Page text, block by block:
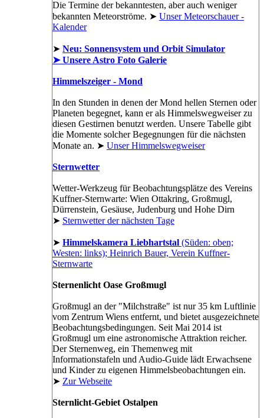
Die Termine der bekanntesten, aber auch weniger
bekannten Meteorströme. ➤ Unser Meteorschauer -
Kalender
➤ Neu: Sonnensystem und Orbit Simulator
➤ Unsere Astro Foto Galerie
Himmelszeiger - Mond
In den Stunden in denen der Mond hellen Sternen oder
Planeten begegnet, kann er als Himmelswegweiser zu
diesen Gestirnen benutzt werden. Unsere Tabelle gibt
die Momente solcher Begegnungen für die nächsten
Monate an. ➤ Unser Himmelswegweiser
Sternwetter
Wetter-Werkzeug für Beobachtungsplätze des Vereins
Kuffner-Sternwarte: Wien Ottakring, Großmugl,
Dürrenstein, Gesäuse, Judenburg und Hohe Dirn
➤ Sternwetter der nächsten Tage
➤ Himmelskamera Liebhartstal (Süden: oben;
Westen: links); Heinrich Bauer, Verein Kuffner-
Sternwarte
Sternenlicht Oase Großmugl
Großmugl an der "Milchstraße" ist nur 35 km Luftlinie
vom Zentrum Wiens entfernt, und bietet ausgezeichnete
Beobachtungsbedingungen. Seit Mai 2014 ist
Großmugl um eine astronomische Attraktion reicher.
Der Sternenweg, ein Themenweg mit
Informationstafeln und Audio-Guide lädt Erwachsene
und Kinder zu eigenen Himmelsbeobachtungen ein.
➤ Zur Webseite
Sternlicht-Gebiet Ostalpen